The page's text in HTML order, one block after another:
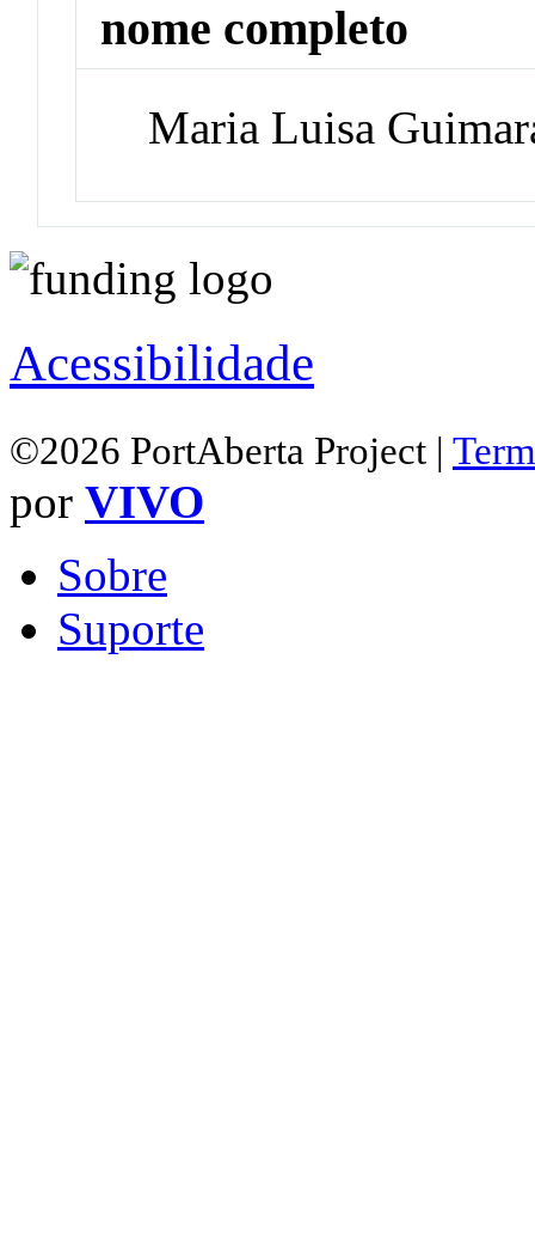
nome completo
Maria Luisa
Acessibilidade
©2026 PortAberta Project |
por VIVO
Sobre
Suporte